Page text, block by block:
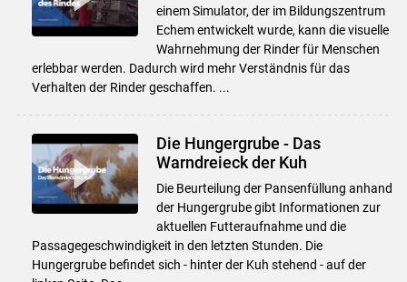
einem Simulator, der im Bildungszentrum
Echem entwickelt wurde, kann die visuelle
Wahrnehmung der Rinder für Menschen
erlebbar werden. Dadurch wird mehr Verständnis für das
Verhalten der Rinder geschaffen. ...
Die Hungergrube - Das
Warndreieck der Kuh
Die Beurteilung der Pansenfüllung anhand
der Hungergrube gibt Informationen zur
aktuellen Futteraufnahme und die
Passagegeschwindigkeit in den letzten Stunden. Die
Hungergrube befindet sich - hinter der Kuh stehend - auf der